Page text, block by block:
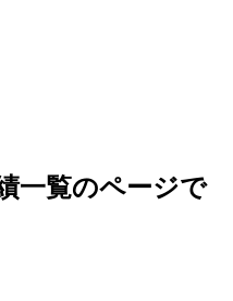
一覧のページで